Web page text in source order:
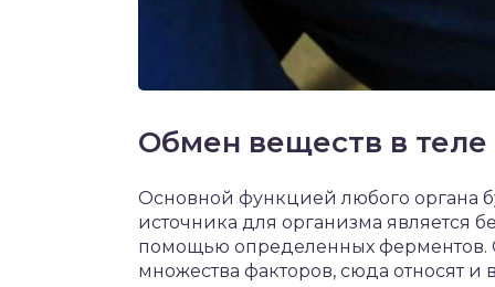
Обмен веществ в теле
Основной функцией любого органа
источника для организма является
помощью определенных ферментов.
множества факторов, сюда относят и